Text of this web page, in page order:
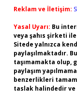
Reklam ve İletişim:
Yasal Uyarı: Bu
veya şahıs şirketi
Sitede yalnızca
paylaşılmaktadır.
taşımamakta olup,
paylaşım
benzerlikleri
taslak halindedir